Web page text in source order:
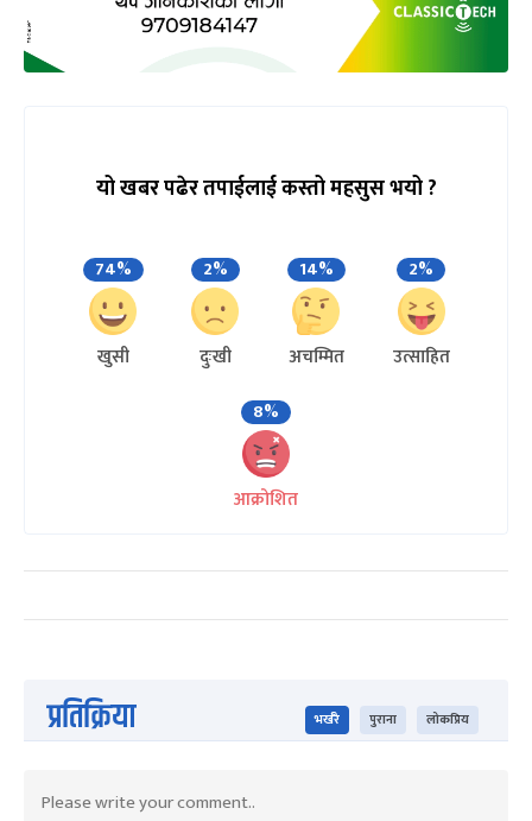
यो खबर पढेर तपाईलाई कस्तो महसुस भयो ?
74%
खुसी
2%
दुःखी
14%
अचम्मित
2%
उत्साहित
8%
आक्रोशित
प्रतिक्रिया भर्खरै पुराना लोकप्रिय